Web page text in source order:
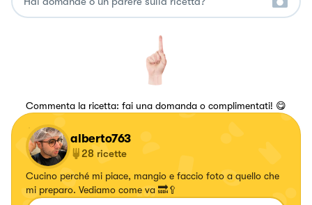
Commenta la ricetta: fai una domanda o complimentati! 😋
alberto763
28 ricette
Cucino perché mi piace, mangio e faccio foto a quello che
mi preparo. Vediamo come va 🔜🥄